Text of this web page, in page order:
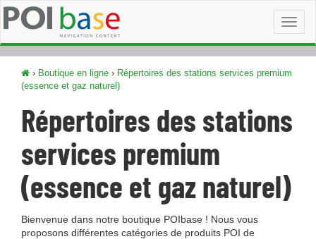
› Boutique en ligne › Répertoires des stations services premium
(essence et gaz naturel)
Répertoires des stations
services premium
(essence et gaz naturel)
Bienvenue dans notre boutique POIbase ! Nous vous
proposons différentes catégories de produits POI de